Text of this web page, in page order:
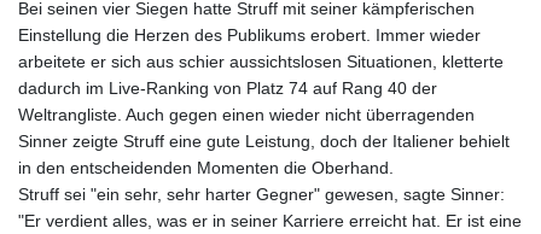
Bei seinen vier Siegen hatte Struff mit seiner kämpferischen
Einstellung die Herzen des Publikums erobert. Immer wieder
arbeitete er sich aus schier aussichtslosen Situationen, kletterte
dadurch im Live-Ranking von Platz 74 auf Rang 40 der
Weltrangliste. Auch gegen einen wieder nicht überragenden
Sinner zeigte Struff eine gute Leistung, doch der Italiener behielt
in den entscheidenden Momenten die Oberhand.
Struff sei "ein sehr, sehr harter Gegner" gewesen, sagte Sinner:
"Er verdient alles, was er in seiner Karriere erreicht hat. Er ist eine